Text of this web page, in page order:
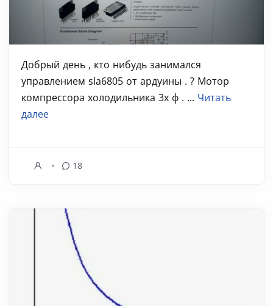
Добрый день , кто нибудь занимался
управлением sla6805 от ардуины . ? Мотор
компрессора холодильника 3х ф . ... Читать
далее
18